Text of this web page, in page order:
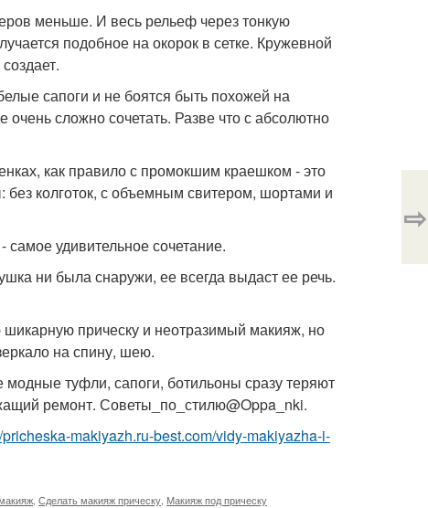
меньше. И весь рельеф через тонкую
подобное на окорок в сетке. Кружевной
сапоги и не боятся быть похожей на
сложно сочетать. Разве что с абсолютно
как правило с промокшим краешком - это
без колготок, с объемным свитером, шортами и
удивительное сочетание.
ни была снаружи, ее всегда выдаст ее речь.
прическу и неотразимый макияж, но
на спину, шею.
туфли, сапоги, ботильоны сразу теряют
ремонт. Советы_по_стилю@Oppa_nki.
pricheska-makiyazh.ru-best.com/vidy-makiyazha-i-
Сделать макияж прическу Макияж под прическу
⇨